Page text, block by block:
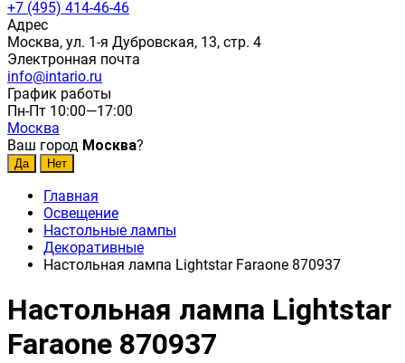
+7 (495) 414-46-46
Адрес
Москва, ул. 1-я Дубровская, 13, стр. 4
Электронная почта
info@intario.ru
График работы
Пн-Пт 10:00—17:00
Москва
Ваш город Москва?
Главная
Освещение
Настольные лампы
Декоративные
Настольная лампа Lightstar Faraone 870937
Настольная лампа Lightstar
Faraone 870937